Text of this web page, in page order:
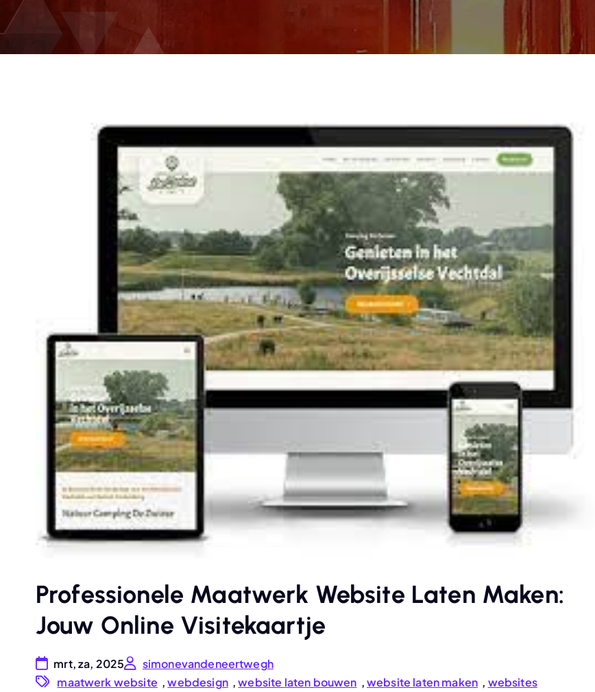
Professionele Maatwerk Website Laten Maken:
Jouw Online Visitekaartje
mrt, za, 2025
simonevandeneertwegh
maatwerk website ,webdesign ,website laten bouwen ,website laten maken , websites